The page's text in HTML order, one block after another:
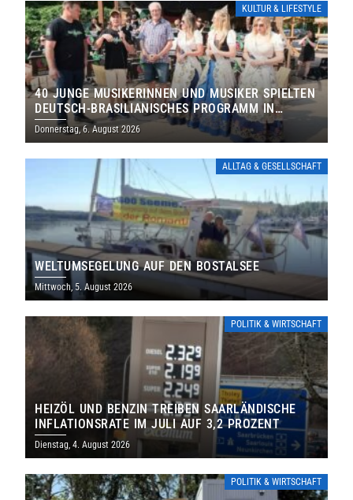
KULTUR & LIFESTYLE
40 JUNGE MUSIKERINNEN UND MUSIKER SPIELTEN
DEUTSCH-BRASILIANISCHES PROGRAMM IN
THOLEY
Donnerstag, 6. August 2026
ALLTAG & GESELLSCHAFT
WELTUMSEGELUNG AUF DEN BOSTALSEE
Mittwoch, 5. August 2026
POLITIK & WIRTSCHAFT
HEIZÖL UND BENZIN TREIBEN SAARLÄNDISCHE
INFLATIONSRATE IM JULI AUF 3,2 PROZENT
Dienstag, 4. August 2026
POLITIK & WIRTSCHAFT